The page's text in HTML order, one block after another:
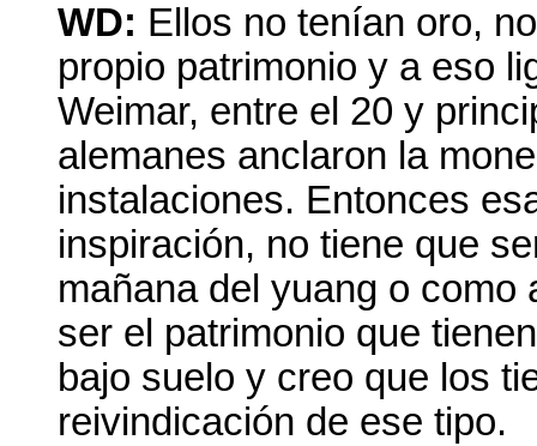
WD: Ellos no tenían oro,
propio patrimonio y a eso
Weimar, entre el 20 y
alemanes anclaron la
instalaciones. Entonces
inspiración, no tiene que
mañana del yuang o como
ser el patrimonio que
bajo suelo y creo que los
reivindicación de ese tipo.